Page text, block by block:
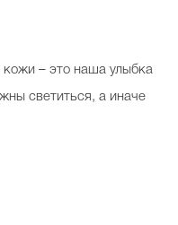
кожи – это наша улыбка
светиться, а иначе